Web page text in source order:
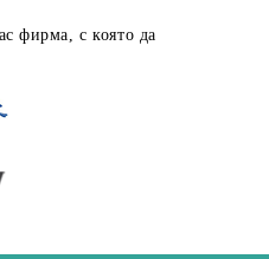
фирма, с която да